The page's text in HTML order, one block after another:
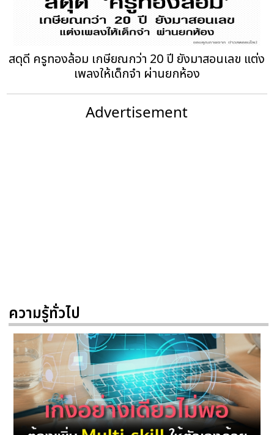
สดุดี ครูทองล้อม เกษียณกว่า 20 ปี ยังมาสอนเลข แต่ง
เพลงให้เด็กจำ ผ่านยกห้อง
Advertisement
ความรู้ทั่วไป